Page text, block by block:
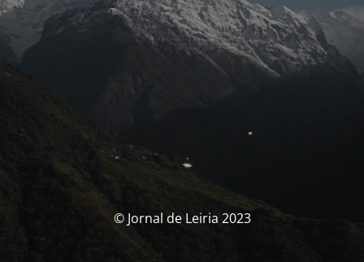
© Jornal de Leiria 2023